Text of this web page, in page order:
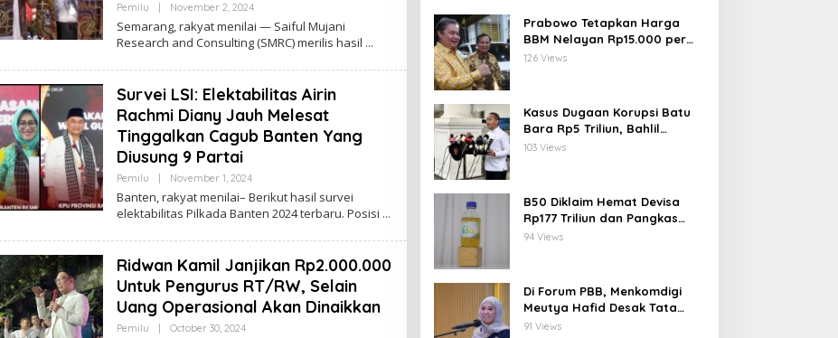
Pemilu November 2, 2024B
Y
R
O
Y
Z
Semarang, rakyat menilai — Saiful Mujani
Research and Consulting (SMRC) merilis hasil
Survei LSI: Elektabilitas Airin
Rachmi Diany Jauh Melesat
Tinggalkan Cagub Banten Yang
Diusung 9 Partai
Pemilu November 1, 2024B
Y
R
O
Y
Z
Banten, rakyat menilai– Berikut hasil survei
elektabilitas Pilkada Banten 2024 terbaru. Posisi
Ridwan Kamil Janjikan Rp2.000.000
Untuk Pengurus RT/RW, Selain
Uang Operasional Akan Dinaikkan
Pemilu October 30, 2024B
Prabowo Tetapkan Harga
BBM Nelayan Rp15.000 per
Liter, Berlaku untuk Kapal 30-
126 Views
Kasus Dugaan Korupsi Batu
Bara Rp5 Triliun, Bahlil
Lahadalia: ESDM Siap Berikan
103 Views
B50 Diklaim Hemat Devisa
Rp177 Triliun dan Pangkas
Emisi 44 Juta Ton CO₂
94 Views
Di Forum PBB, Menkomdigi
Meutya Hafid Desak Tata
Kelola AI Global Utamakan
91 Views